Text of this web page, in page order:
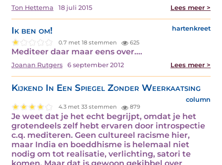
Ton Hettema 18 juli 2015 Lees meer >
Ik ben om! hartenkreet
0.7 met 18 stemmen 625
Mediteer daar maar eens over.…
Joanan Rutgers 6 september 2012 Lees meer >
Kijkend In Een Spiegel Zonder Weerkaatsing
column
4.3 met 33 stemmen 879
Je weet dat je het echt begrijpt, omdat je het
grotendeels zelf hebt ervaren door introspectie
c.q. mediteren. Geen cultureel racisme hier,
maar India en boeddhisme is helemaal niet
nodig om tot realisatie, verlichting, satori te